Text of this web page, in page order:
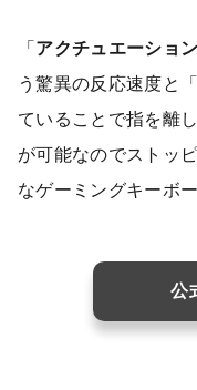
「 アクチュエーショ
う驚異の反応速度と「
ていることで指を離
が可能なのでストッ
なゲーミングキーボー
公